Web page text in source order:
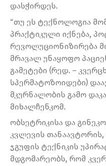
დასჭირდეს.
“თუ ეს ტექნოლოგია
პრაქტიკული იქნება,
რევოლუციონიზირება
მრავალ უნაყოფო
გამეტები (რედ. –
სპერმატოზოიდები)
მკურნალობის გამო
მიხალჩენკომ.
ობსეტრიკისა და
კვლევის
ჯგუფის ტექნიკის
მდგომარეობს, რომ